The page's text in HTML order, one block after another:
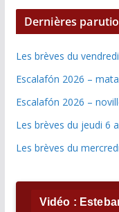
Dernières
Les brèves du
Escalafón 2026 –
Escalafón 2026 –
Les brèves du jeudi 6
Les brèves du
Vidéo :